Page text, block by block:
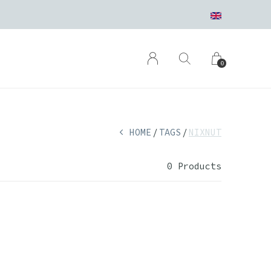
0
HOME TAGS NIXNUT
0 Products